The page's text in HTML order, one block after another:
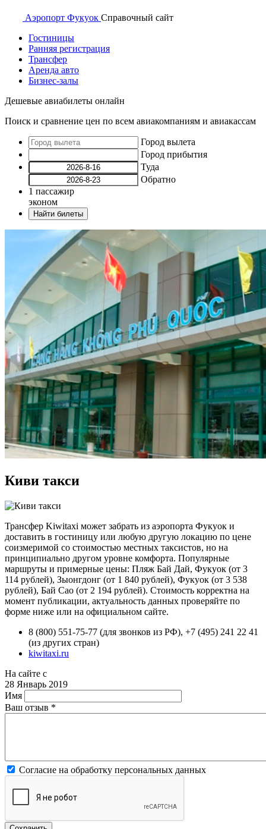
Аэропорт Фукуок Справочный сайт
Гостиницы
Ранняя регистрация
Трансфер
Аренда авто
Бизнес-залы
Дешевые авиабилеты онлайн
Поиск и сравнение цен по всем авиакомпаниям и авиакассам
Город вылета
Город прибытия
Туда
Обратно
1 пассажир
эконом
Найти билеты
Киви такси
Трансфер Kiwitaxi может забрать из аэропорта Фукуок и
доставить в гостиницу или любую другую локацию по цене
соизмеримой со стоимостью местных таксистов, но на
принципиально другом уровне комфорта. Популярные
маршруты и примерные цены: Пляж Бай Дай, Фукуок (от 3
114 рублей), Зыонгдонг (от 1 840 рублей), Фукуок (от 3 538
рублей), Бай Сао (от 2 194 рублей). Стоимость корректна на
момент публикации, актуальность данных проверяйте по
форме ниже или на официальном сайте.
8 (800) 551-75-77 (для звонков из РФ), +7 (495) 241 22 41
(из других стран)
kiwitaxi.ru
На сайте с
28 Январь 2019
Имя
Ваш отзыв *
Согласие на обработку персональных данных